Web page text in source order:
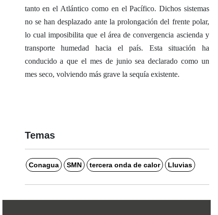
tanto en el Atlántico como en el Pacífico. Dichos sistemas
no se han desplazado ante la prolongación del frente polar,
lo cual imposibilita que el área de convergencia ascienda y
transporte humedad hacia el país. Esta situación ha
conducido a que el mes de junio sea declarado como un
mes seco, volviendo más grave la sequía existente.
Temas
Conagua SMN tercera onda de calor Lluvias